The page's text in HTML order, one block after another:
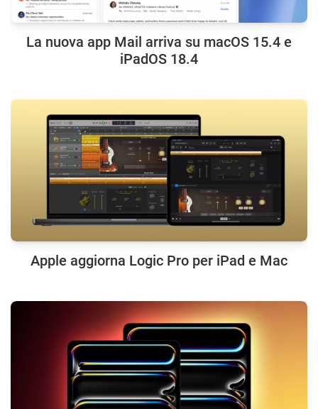
La nuova app Mail arriva su macOS 15.4 e
iPadOS 18.4
Apple aggiorna Logic Pro per iPad e Mac